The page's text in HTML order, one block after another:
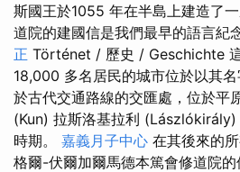
斯國王於1055 年在半島上建造了
道院的建國信是我們最早的語言紀
正 Történet / 歷史 / Geschichte
18,000 多名居民的城市位於以其
於古代交通路線的交匯處，位於平
(Kun) 拉斯洛基拉利 (Lászlókirály)
時期。 嘉義月子中心 在其後來的
格爾-伏爾加爾馬德本篤會修道院